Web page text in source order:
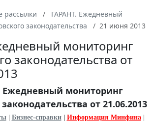
ГАРАНТ. Ежедневный
законодательства
21 июня 2013
мониторинг
законодательства от
Ежедневный мониторинг
от 21.06.2013
| Бизнес-справки| Информация Минфина|